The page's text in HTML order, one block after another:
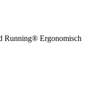
Running® Ergonomisch